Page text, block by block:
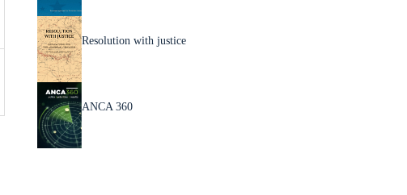
Resolution with justice
ANCA 360